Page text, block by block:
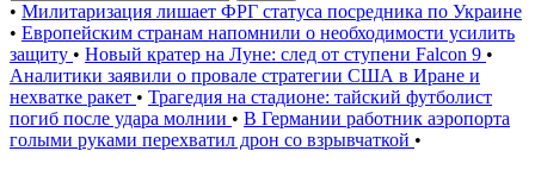
• Милитаризация лишает ФРГ статуса посредника по Украине
• Европейским странам напомнили о необходимости усилить
защиту • Новый кратер на Луне: след от ступени Falcon 9 •
Аналитики заявили о провале стратегии США в Иране и
нехватке ракет • Трагедия на стадионе: тайский футболист
погиб после удара молнии • В Германии работник аэропорта
голыми руками перехватил дрон со взрывчаткой •